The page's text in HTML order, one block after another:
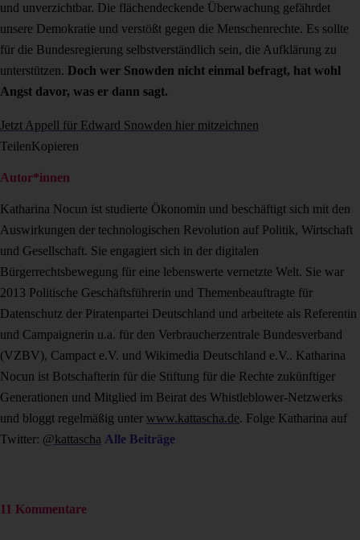
und unverzichtbar. Die flächendeckende Überwachung gefährdet
unsere Demokratie und verstößt gegen die Menschenrechte. Es sollte
für die Bundesregierung selbstverständlich sein, die Aufklärung zu
unterstützen. Doch wer Snowden nicht einmal befragt, hat wohl
Angst davor, was er dann sagt.
Jetzt Appell für Edward Snowden hier mitzeichnen
TeilenKopieren
Autor*innen
Katharina Nocun ist studierte Ökonomin und beschäftigt sich mit den
Auswirkungen der technologischen Revolution auf Politik, Wirtschaft
und Gesellschaft. Sie engagiert sich in der digitalen
Bürgerrechtsbewegung für eine lebenswerte vernetzte Welt. Sie war
2013 Politische Geschäftsführerin und Themenbeauftragte für
Datenschutz der Piratenpartei Deutschland und arbeitete als Referentin
und Campaignerin u.a. für den Verbraucherzentrale Bundesverband
(VZBV), Campact e.V. und Wikimedia Deutschland e.V.. Katharina
Nocun ist Botschafterin für die Stiftung für die Rechte zukünftiger
Generationen und Mitglied im Beirat des Whistleblower-Netzwerks
und bloggt regelmäßig unter www.kattascha.de. Folge Katharina auf
Twitter: @kattascha Alle Beiträge
11 Kommentare